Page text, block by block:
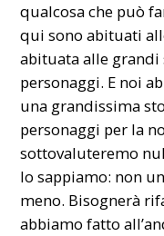
qualcosa che può
qui sono abituati
abituata alle
personaggi. E noi
una grandissima
personaggi per la
sottovaluteremo
lo sappiamo: non
meno. Bisognerà
abbiamo fatto